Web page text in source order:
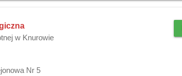
w Knurowie
Nr 5